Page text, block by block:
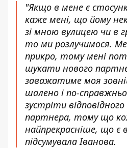
"Якщо в мене є
каже мені, що йому
зі мною вулицею чи в
то ми розлучимося.
прикро, тому мені
шукати нового
заважатиме моя
шалено і по-
зустріти
партнера, тому що
найпрекрасніше, що є
підсумувала Іванова.